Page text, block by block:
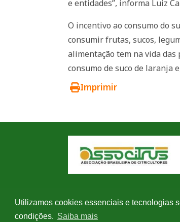
e entidades”, informa Luiz
O incentivo ao consumo do
consumir frutas, sucos,
alimentação tem na vida
consumo de suco de laranja
Imprimir
Utilizamos cookies essenciais e tecnologias
condições. Saiba mais